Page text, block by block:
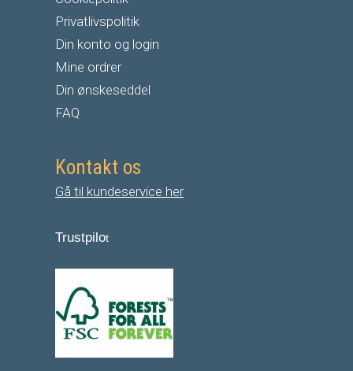
Privatlivspolitik
Din konto og login
Mine ordrer
Din ønskeseddel
FAQ
Kontakt os
Gå til kundeservice her
Trustpilot